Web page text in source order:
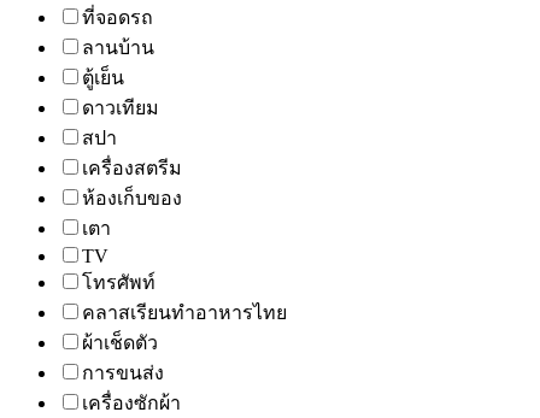
ที่จอดรถ
ลานบ้าน
ตู้เย็น
ดาวเทียม
สปา
เครื่องสตรีม
ห้องเก็บของ
เตา
TV
โทรศัพท์
คลาสเรียนทำอาหารไทย
ผ้าเช็ดตัว
การขนส่ง
เครื่องซักผ้า